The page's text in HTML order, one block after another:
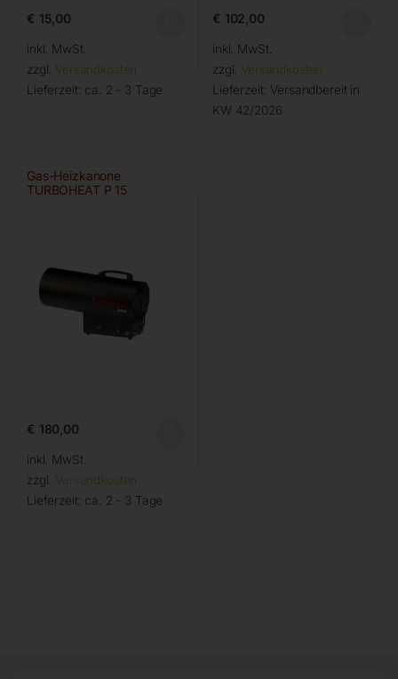
€ 15,00
inkl. MwSt.
zzgl. Versandkosten
Lieferzeit: ca. 2 - 3 Tage
€ 102,00
inkl. MwSt.
zzgl. Versandkosten
Lieferzeit: Versandbereit in
KW 42/2026
Gas-Heizkanone
TURBOHEAT P 15
€ 180,00
inkl. MwSt.
zzgl. Versandkosten
Lieferzeit: ca. 2 - 3 Tage